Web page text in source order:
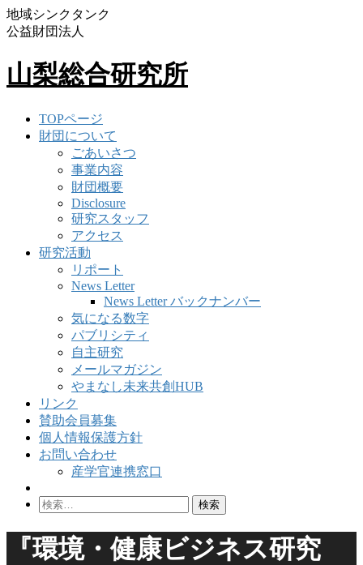
地域シンクタンク
公益財団法人
山梨総合研究所
TOPページ
財団について
ごあいさつ
事業内容
財団概要
Disclosure
研究スタッフ
アクセス
研究活動
リポート
News Letter
News Letter バックナンバー
気になる数字
パブリシティ
自主研究
メールマガジン
やまなし未来共創HUB
リンク
賛助会員募集
個人情報保護方針
お問い合わせ
産学官連携窓口
検
『環境・健康ビジネス研究